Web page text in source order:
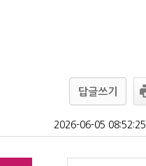
답글쓰기
2026-06-05 08:52:25